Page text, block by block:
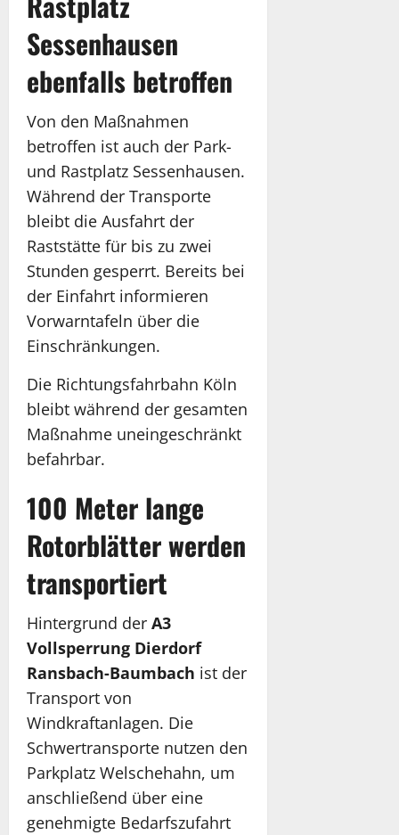
Sessenhausen
ebenfalls betroffen
Von den Maßnahmen
betroffen ist auch der Park-
und Rastplatz Sessenhausen.
Während der Transporte
bleibt die Ausfahrt der
Raststätte für bis zu zwei
Stunden gesperrt. Bereits bei
der Einfahrt informieren
Vorwarntafeln über die
Einschränkungen.
Die Richtungsfahrbahn Köln
bleibt während der gesamten
Maßnahme uneingeschränkt
befahrbar.
100 Meter lange
Rotorblätter werden
transportiert
Hintergrund der A3
Vollsperrung Dierdorf
Ransbach-Baumbach ist der
Transport von
Windkraftanlagen. Die
Schwertransporte nutzen den
Parkplatz Welschehahn, um
anschließend über eine
genehmigte Bedarfszufahrt